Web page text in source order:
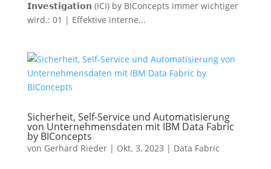
𝗜𝗻𝘃𝗲𝘀𝘁𝗶𝗴𝗮𝘁𝗶𝗼𝗻 (ICI) by BIConcepts immer wichtiger
wird.: 01 | Effektive interne...
Sicherheit, Self-Service und Automatisierung
von Unternehmensdaten mit IBM Data Fabric
by BIConcepts
von Gerhard Rieder| Okt. 3, 2023 | Data Fabric